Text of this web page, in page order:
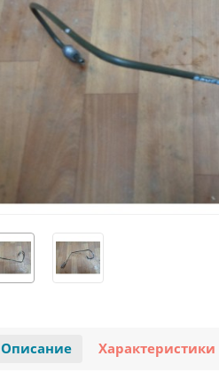
Описание Характеристики